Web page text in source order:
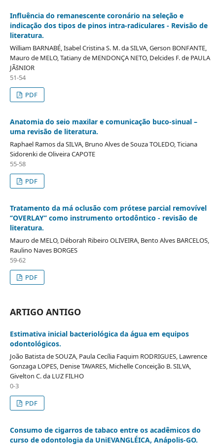
Influência do remanescente coronário na seleção e
indicação dos tipos de pinos intra-radiculares - Revisão de
literatura.
William BARNABÉ, Isabel Cristina S. M. da SILVA, Gerson BONFANTE,
Mauro de MELO, Tatiany de MENDONÇA NETO, Delcides F. de PAULA
JÃšNIOR
51-54
PDF
Anatomia do seio maxilar e comunicação buco-sinual –
uma revisão de literatura.
Raphael Ramos da SILVA, Bruno Alves de Souza TOLEDO, Ticiana
Sidorenki de Oliveira CAPOTE
55-58
PDF
Tratamento da má oclusão com prótese parcial removível
‘’OVERLAY’’ como instrumento ortodôntico - revisão de
literatura.
Mauro de MELO, Déborah Ribeiro OLIVEIRA, Bento Alves BARCELOS,
Raulino Naves BORGES
59-62
PDF
ARTIGO ANTIGO
Estimativa inicial bacteriológica da água em equipos
odontológicos.
João Batista de SOUZA, Paula Cecília Faquim RODRIGUES, Lawrence
Gonzaga LOPES, Denise TAVARES, Michelle Conceição B. SILVA,
Givelton C. da LUZ FILHO
0-3
PDF
Consumo de cigarros de tabaco entre os acadêmicos do
curso de odontologia da UniEVANGLÉICA, Anápolis-GO.